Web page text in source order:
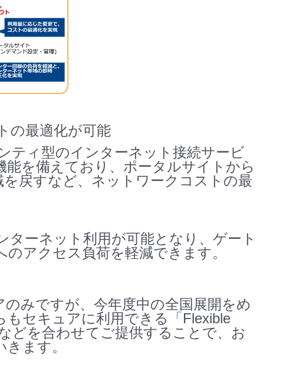
の最適化が可能
ティ型のインターネット接続サービ
を備えており、ポータルサイトから
戻すなど、ネットワークコストの最
ーネット利用が可能となり、ゲート
アクセス負荷を軽減できます。
みですが、今年度中の全国展開をめ
セキュアに利用できる「Flexible
どを合わせてご提供することで、お
ます。